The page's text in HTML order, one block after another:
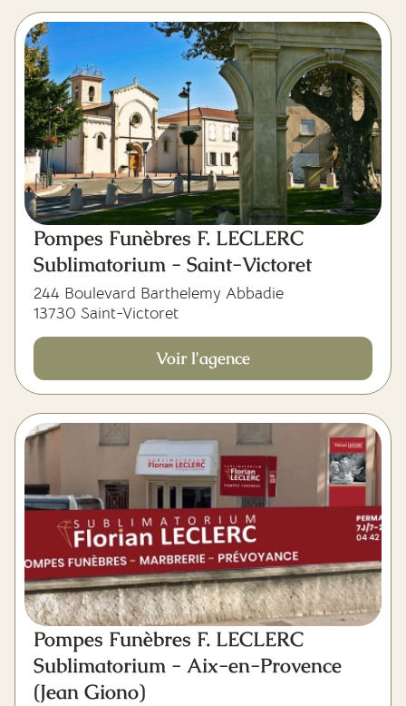
Pompes Funèbres F. LECLERC
Sublimatorium - Saint-Victoret
244 Boulevard Barthelemy Abbadie
13730 Saint-Victoret
Voir l'agence
Pompes Funèbres F. LECLERC
Sublimatorium - Aix-en-Provence
(Jean Giono)